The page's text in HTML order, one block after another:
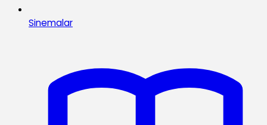
Sinemalar